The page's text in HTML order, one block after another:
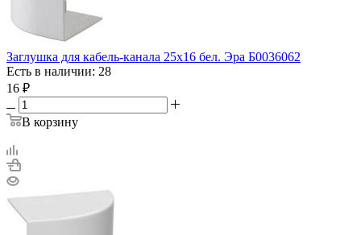
Заглушка для кабель-канала 25х16 бел. Эра Б0036062
Есть в наличии: 28
16 ₽
В корзину